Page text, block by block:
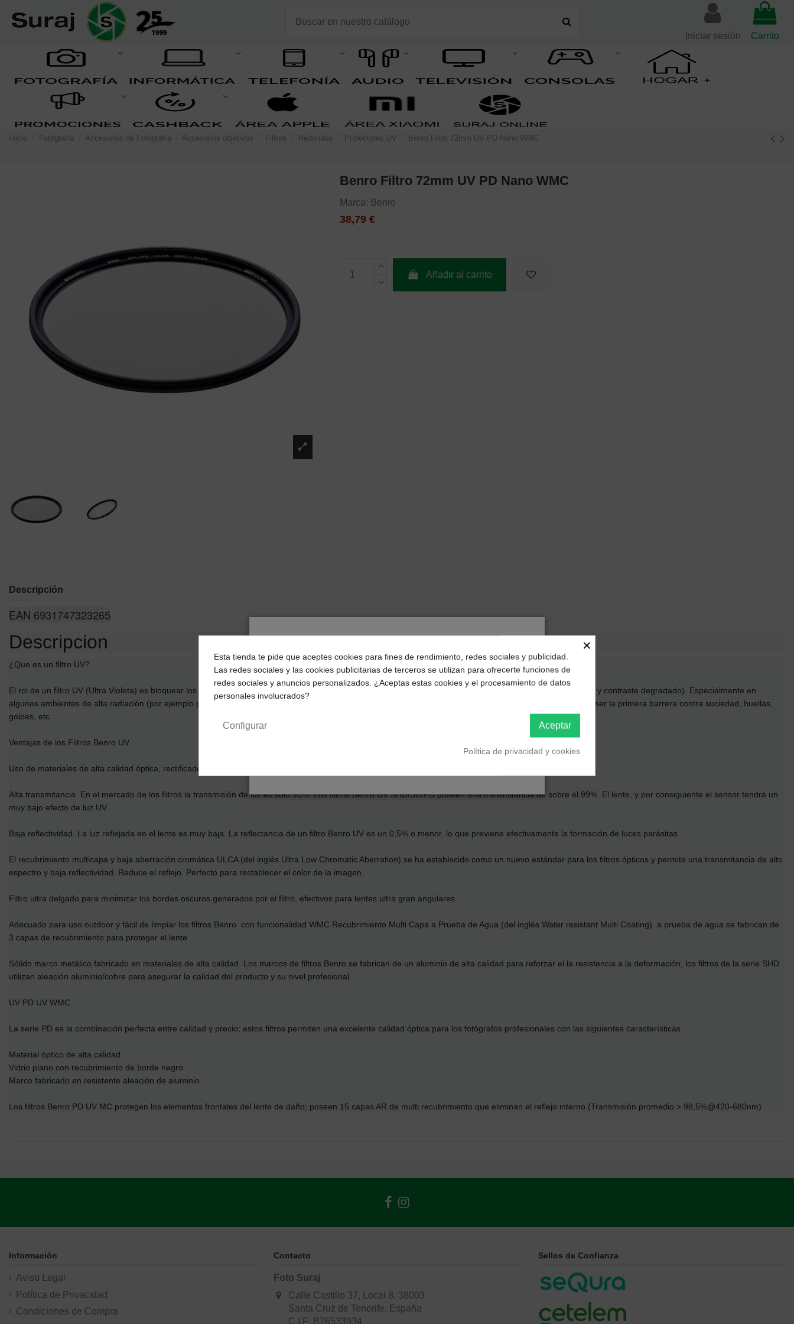
Iniciar sesión Carrito
Inicio Fotografía Accesorios de Fotografía Accesorios objetivos Filtros Redondos Protectores UV Benro Filtro 72mm UV PD Nano WMC
Benro Filtro 72mm UV PD Nano WMC
Marca: Benro
38,79 €
Añadir al carrito
Descripción
EAN 6931747323265
Descripcion
¿Que es un filtro UV?
El rol de un filtro UV (Ultra Violeta) es bloquear los rayos ultravioleta para evitar su influencia en la imagen (usualmente se caracteriza por una tonalidad azul y contraste degradado). Especialmente en
algunos ambientes de alta radiación (por ejemplo planicies, montañas, etc) el impacto es particularmente significante. El filtro UV también protege el lente al ser la primera barrera contra suciedad, huellas,
golpes, etc.
Ventajas de los Filtros Benro UV
Uso de materiales de alta calidad óptica, rectificado de precisión, pulido para crear materiales con grado de militar de planitud
Alta transmitancia. En el mercado de los filtros la transmisión de luz es solo 95%. Los filtros Benro UV SHD/SD/PD poseen una transmitancia de sobre el 99%. El lente, y por consiguiente el sensor tendrá un
muy bajo efecto de luz UV
Baja reflectividad. La luz reflejada en el lente es muy baja. La reflectancia de un filtro Benro UV es un 0,5% o menor, lo que previene efectivamente la formación de luces parásitas
El recubrimiento multicapa y baja aberración cromática ULCA (del inglés Ultra Low Chromatic Aberration) se ha establecido como un nuevo estándar para los filtros ópticos y permite una transmitancia de alto
espectro y baja reflectividad. Reduce el reflejo. Perfecto para restablecer el color de la imagen.
Filtro ultra delgado para minimizar los bordes oscuros generados por el filtro, efectivos para lentes ultra gran angulares
Adecuado para uso outdoor y fácil de limpiar los filtros Benro con funcionalidad WMC Recubrimiento Multi Capa a Prueba de Agua (del inglés Water resistant Multi Coating) a prueba de agua se fabrican de
3 capas de recubrimiento para proteger el lente
Sólido marco metálico fabricado en materiales de alta calidad. Los marcos de filtros Benro se fabrican de un aluminio de alta calidad para reforzar el la resistencia a la deformación, los filtros de la serie SHD
utilizan aleación aluminio/cobre para asegurar la calidad del producto y su nivel profesional.
UV PD UV WMC
La serie PD es la combinación perfecta entre calidad y precio; estos filtros permiten una excelente calidad óptica para los fotógrafos profesionales con las siguientes características
Material óptico de alta calidad
Vidrio plano con recubrimiento de borde negro
Marco fabricado en resistente aleación de aluminio
Los filtros Benro PD UV MC protegen los elementos frontales del lente de daño; poseen 15 capas AR de multi recubrimiento que eliminan el reflejo interno (Transmisión promedio > 98,5%@420-680nm)
Información
Aviso Legal
Política de Privacidad
Condiciones de Compra
Contacto
Foto Suraj
Calle Castillo 37, Local 8, 38003
Santa Cruz de Tenerife, España
C.I.F: B76533934
Sellos de Confianza
¿Dónde deseas recibir tu pedido?
Selecciona tu ubicación para mostrarte los precios e
impuestos correctos para tu región.
×
Esta tienda te pide que aceptes cookies para fines de rendimiento, redes sociales y publicidad.
Las redes sociales y las cookies publicitarias de terceros se utilizan para ofrecerte funciones de
redes sociales y anuncios personalizados. ¿Aceptas estas cookies y el procesamiento de datos
personales involucrados?
Aceptar
Configurar
Política de privacidad y cookies